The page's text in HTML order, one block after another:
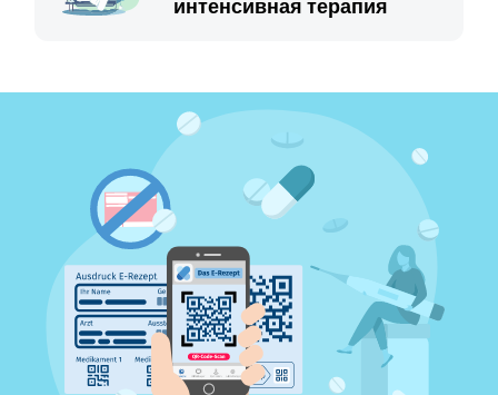
интенсивная терапия